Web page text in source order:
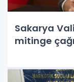
Sakarya
mitinge